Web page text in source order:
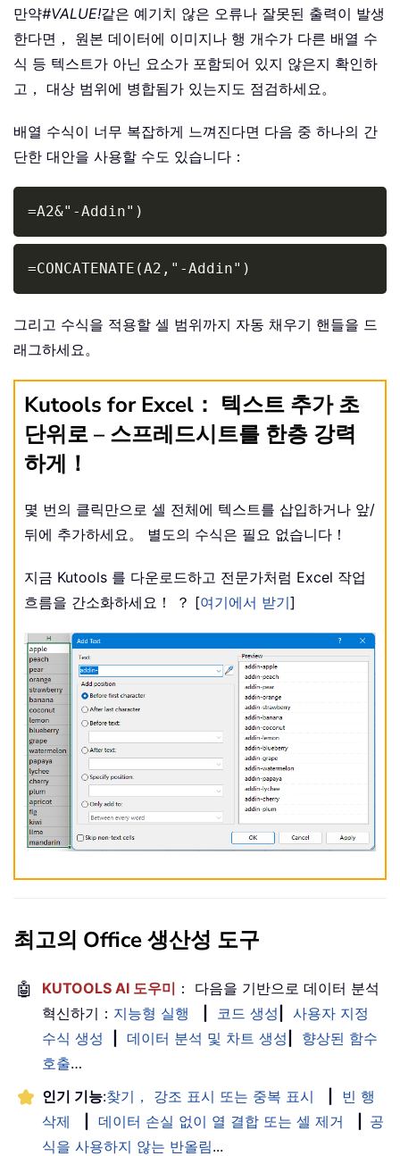
만약#VALUE!같은 예기치 않은 오류나 잘못된 출력이 발생
한다면， 원본 데이터에 이미지나 행 개수가 다른 배열 수
식 등 텍스트가 아닌 요소가 포함되어 있지 않은지 확인하
고， 대상 범위에 병합됨가 있는지도 점검하세요。
배열 수식이 너무 복잡하게 느껴진다면 다음 중 하나의 간
단한 대안을 사용할 수도 있습니다：
=A2&"-Addin")
=CONCATENATE(A2,"-Addin")
그리고 수식을 적용할 셀 범위까지 자동 채우기 핸들을 드
래그하세요。
Kutools for Excel： 텍스트 추가 초
단위로 – 스프레드시트를 한층 강력
하게！
몇 번의 클릭만으로 셀 전체에 텍스트를 삽입하거나 앞/
뒤에 추가하세요。 별도의 수식은 필요 없습니다！
지금 Kutools 를 다운로드하고 전문가처럼 Excel 작업
흐름을 간소화하세요！ ？ [여기에서 받기]
최고의 Office 생산성 도구
🤖 KUTOOLS AI 도우미 ： 다음을 기반으로 데이터 분석
혁신하기： 지능형 실행 코드 생성
사용자 지정
수식 생성
데이터 분석 및 차트 생성
향상된 함수
호출…
인기 기능:찾기， 강조 표시 또는 중복 표시
빈 행
삭제
데이터 손실 없이 열 결합 또는 셀 제거
공
식을 사용하지 않는 반올림...